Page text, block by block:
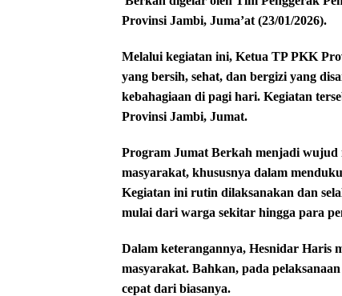
Provinsi Jambi, Juma’at (23/01/2026).
Melalui kegiatan ini, Ketua TP PKK
yang bersih, sehat, dan bergizi yang
kebahagiaan di pagi hari. Kegiatan
Provinsi Jambi, Jumat.
Program Jumat Berkah menjadi
masyarakat, khususnya dalam
Kegiatan ini rutin dilaksanakan dan
mulai dari warga sekitar hingga para
Dalam keterangannya, Hesnidar Haris
masyarakat. Bahkan, pada
cepat dari biasanya.